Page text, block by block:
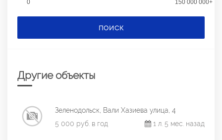
0 150 000 000+
ПОИСК
Другие объекты
Зеленодольск, Вали Хазиева улица, 4
5 000 руб. в год
1 л. 5 мес. назад